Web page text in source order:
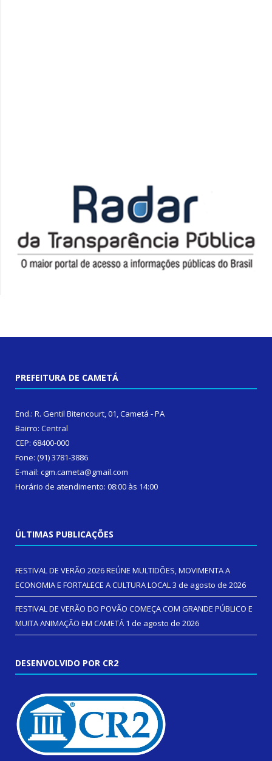
PREFEITURA DE CAMETÁ
End.: R. Gentil Bitencourt, 01, Cametá - PA
Bairro: Central
CEP: 68400-000
Fone: (91) 3781-3886
E-mail: cgm.cameta@gmail.com
Horário de atendimento: 08:00 às 14:00
ÚLTIMAS PUBLICAÇÕES
FESTIVAL DE VERÃO 2026 REÚNE MULTIDÕES, MOVIMENTA A
ECONOMIA E FORTALECE A CULTURA LOCAL3 de agosto de 2026
FESTIVAL DE VERÃO DO POVÃO COMEÇA COM GRANDE PÚBLICO E
MUITA ANIMAÇÃO EM CAMETÁ 1 de agosto de 2026
DESENVOLVIDO POR CR2